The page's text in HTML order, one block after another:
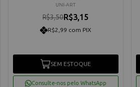
UNI-ART
R$3,50R$3,15
R$2,99 com PIX
SEM ESTOQUE
Consulte-nos pelo WhatsApp